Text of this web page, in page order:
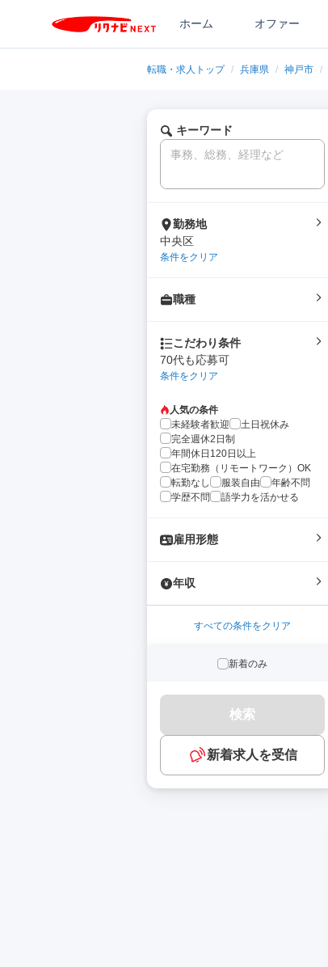
ホーム オファー
転職・求人トップ / 兵庫県 / 神戸市 /
キーワード
勤務地
中央区
条件をクリア
職種
こだわり条件
70代も応募可
条件をクリア
人気の条件
未経験者歓迎
土日祝休み
完全週休2日制
年間休日120日以上
在宅勤務（リモートワーク）OK
転勤なし
服装自由
年齢不問
学歴不問
語学力を活かせる
雇用形態
年収
すべての条件をクリア
新着のみ
検索
新着求人を受信